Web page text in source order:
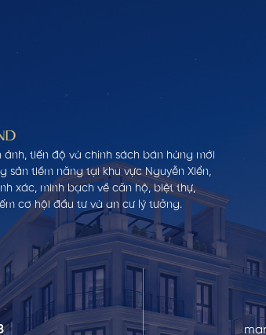
tiến độ và chính sách bán hàng mới
sản tiềm năng tại khu vực Nguyễn Xiển,
xác, minh bạch về căn hộ, biệt thự,
cơ hội đầu tư và an cư lý tưởng.